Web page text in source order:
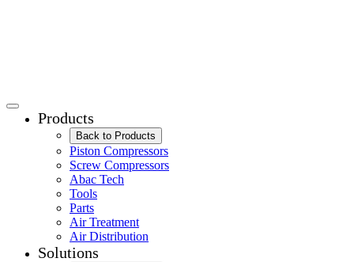
Products
Back to Products
Piston Compressors
Screw Compressors
Abac Tech
Tools
Parts
Air Treatment
Air Distribution
Solutions